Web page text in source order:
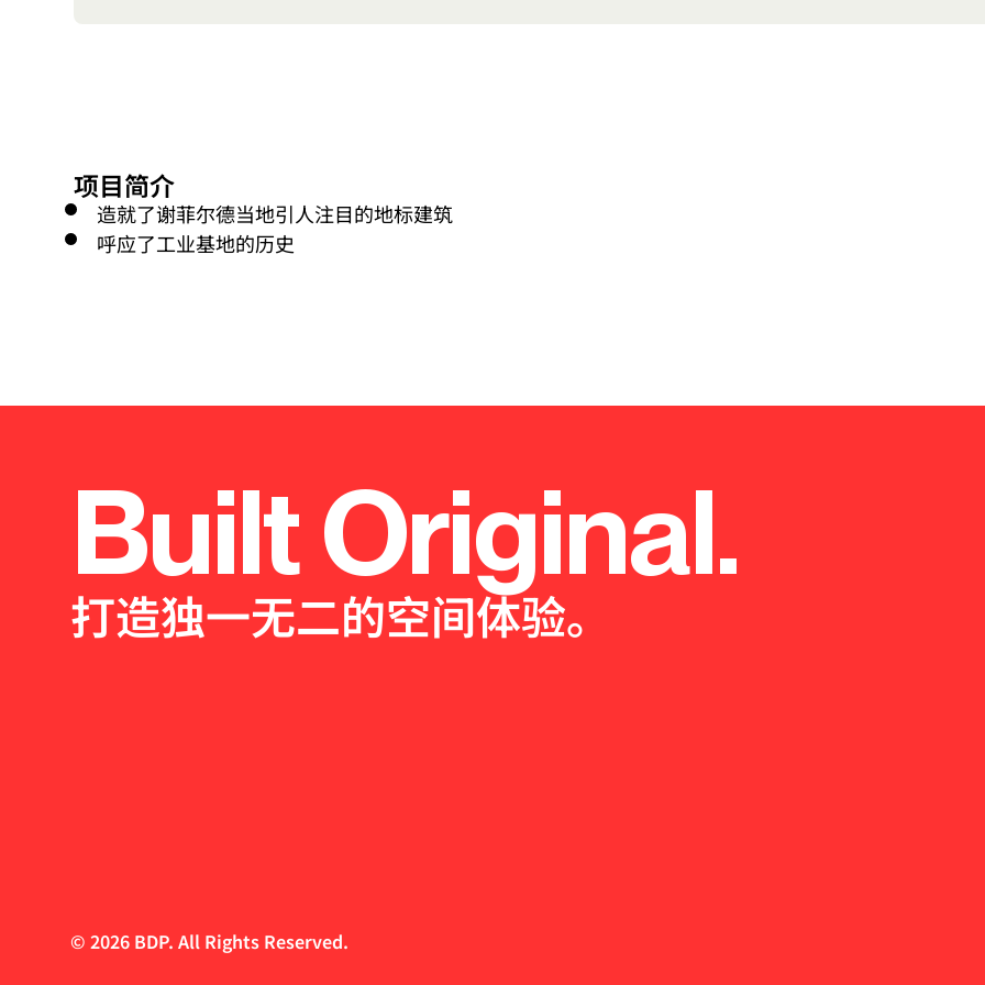
项目简介
造就了谢菲尔德当地引人注目的地标建筑
呼应了工业基地的历史
Built Original.
打造独一无二的空间体验。
© 2026 BDP. All Rights Reserved.